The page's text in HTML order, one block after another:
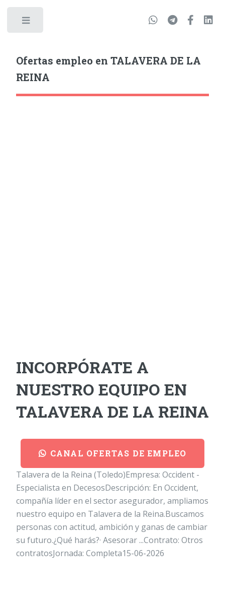
Ofertas empleo en TALAVERA DE LA
REINA
INCORPÓRATE A
NUESTRO EQUIPO EN
TALAVERA DE LA REINA
CANAL OFERTAS DE EMPLEO
Talavera de la Reina (Toledo)Empresa: Occident -
Especialista en DecesosDescripción: En Occident,
compañía líder en el sector asegurador, ampliamos
nuestro equipo en Talavera de la Reina.Buscamos
personas con actitud, ambición y ganas de cambiar
su futuro.¿Qué harás?· Asesorar ...Contrato: Otros
contratosJornada: Completa15-06-2026